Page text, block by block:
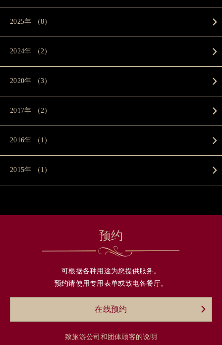
2025年 （8）
2024年 （2）
2020年 （3）
2017年 （2）
2016年 （1）
2015年 （1）
预约
可根据各种用途为您提供服务。
预约请使用专用表单或致电各餐厅。
在线预约
致旅游公司和团体顾客的说明